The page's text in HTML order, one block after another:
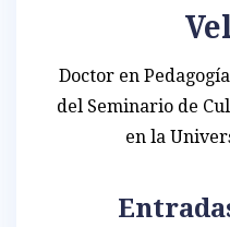
Doctor en
del Seminario de
en la